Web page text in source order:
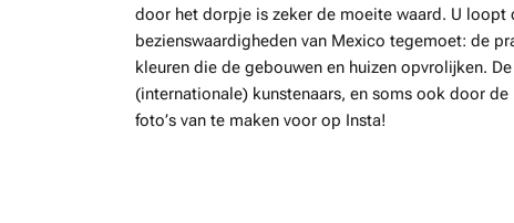
door het dorpje is zeker de moeite waard. U loopt
bezienswaardigheden van Mexico tegemoet: de
kleuren die de gebouwen en huizen opvrolijken.
(internationale) kunstenaars, en soms ook door
foto’s van te maken voor op Insta!